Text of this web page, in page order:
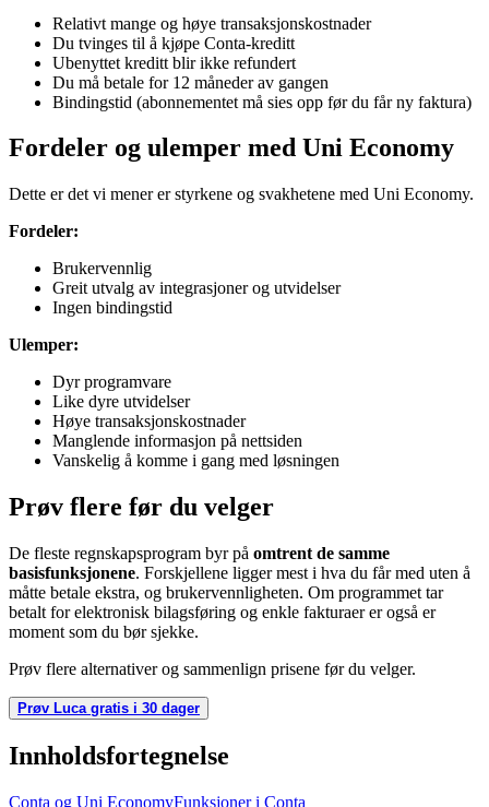
Relativt mange og høye transaksjonskostnader
Du tvinges til å kjøpe Conta-kreditt
Ubenyttet kreditt blir ikke refundert
Du må betale for 12 måneder av gangen
Bindingstid (abonnementet må sies opp før du får ny faktura)
Fordeler og ulemper med Uni Economy
Dette er det vi mener er styrkene og svakhetene med Uni Economy.
Fordeler:
Brukervennlig
Greit utvalg av integrasjoner og utvidelser
Ingen bindingstid
Ulemper:
Dyr programvare
Like dyre utvidelser
Høye transaksjonskostnader
Manglende informasjon på nettsiden
Vanskelig å komme i gang med løsningen
Prøv flere før du velger
De fleste regnskapsprogram byr på omtrent de samme
basisfunksjonene. Forskjellene ligger mest i hva du får med uten å
måtte betale ekstra, og brukervennligheten. Om programmet tar
betalt for elektronisk bilagsføring og enkle fakturaer er også er
moment som du bør sjekke.
Prøv flere alternativer og sammenlign prisene før du velger.
Prøv Luca gratis i 30 dager
Innholdsfortegnelse
Conta og Uni EconomyFunksjoner i Conta